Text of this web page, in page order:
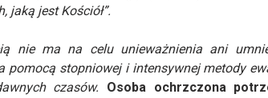
jaką jest Kościół”.
nie ma na celu unieważnienia ani
stopniowej i intensywnej metody
czasów.
Osoba ochrzczona